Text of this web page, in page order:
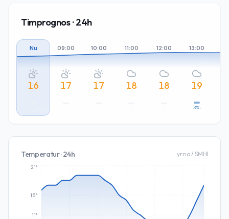
Timprognos · 24h
Nu
16
–
09:00
17
–
10:00
17
–
11:00
18
–
12:00
18
–
13:00
19
3%
Temperatur · 24h yr.no / SMHI
11°
15°
21°